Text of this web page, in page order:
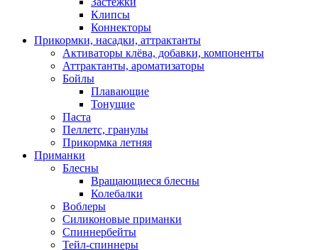
Клипсы
Коннекторы
Прикормки, насадки, аттрактанты
Активаторы клёва, добавки, компоненты
Аттрактанты, ароматизаторы
Бойлы
Плавающие
Тонущие
Паста
Пеллетс, гранулы
Прикормка летняя
Приманки
Блесны
Вращающиеся блесны
Колебалки
Воблеры
Силиконовые приманки
Спиннербейты
Тейл-спиннеры